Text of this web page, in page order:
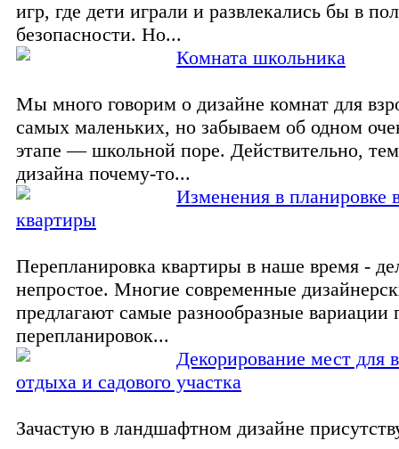
игр, где дети играли и развлекались бы в
безопасности. Но...
Комната школьника
Мы много говорим о дизайне комнат для
самых маленьких, но забываем об одном
этапе — школьной поре. Действительно,
дизайна почему-то...
Изменения в планировке
квартиры
Перепланировка квартиры в наше время -
непростое. Многие современные
предлагают самые разнообразные вариации
перепланировок...
Декорирование мест для
отдыха и садового участка
Зачастую в ландшафтном дизайне